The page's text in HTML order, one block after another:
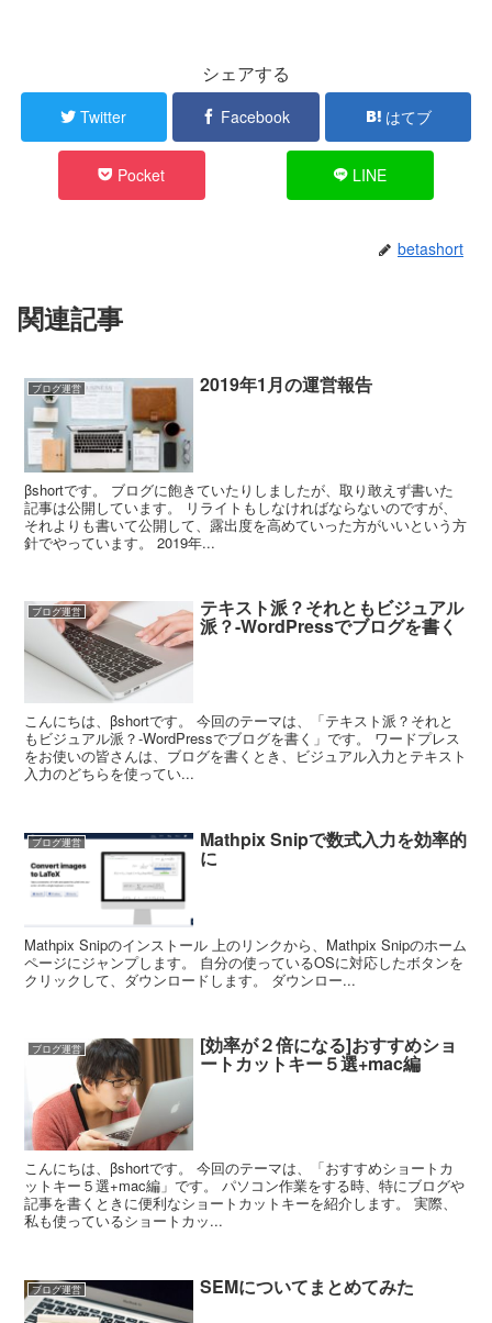
シェアする
Twitter Facebook はてブ
Pocket LINE
betashort
関連記事
ブログ運営 2019年1月の運営報告
βshortです。 ブログに飽きていたりしましたが、取り敢えず書いた
記事は公開しています。 リライトもしなければならないのですが、
それよりも書いて公開して、露出度を高めていった方がいいという方
針でやっています。 2019年...
ブログ運営 テキスト派？それともビジュアル
派？-WordPressでブログを書く
こんにちは、βshortです。 今回のテーマは、「テキスト派？それと
もビジュアル派？-WordPressでブログを書く」です。 ワードプレス
をお使いの皆さんは、ブログを書くとき、ビジュアル入力とテキスト
入力のどちらを使ってい...
ブログ運営 Mathpix Snipで数式入力を効率的
に
Mathpix Snipのインストール 上のリンクから、Mathpix Snipのホーム
ページにジャンプします。 自分の使っているOSに対応したボタンを
クリックして、ダウンロードします。 ダウンロー...
ブログ運営 [効率が２倍になる]おすすめショ
ートカットキー５選+mac編
こんにちは、βshortです。 今回のテーマは、「おすすめショートカ
ットキー５選+mac編」です。 パソコン作業をする時、特にブログや
記事を書くときに便利なショートカットキーを紹介します。 実際、
私も使っているショートカッ...
ブログ運営 SEMについてまとめてみた